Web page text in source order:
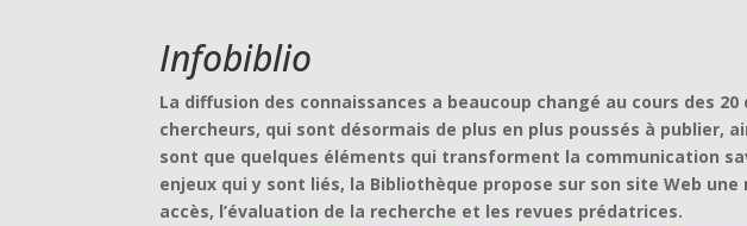
Infobiblio
La diffusion des connaissances a beaucoup changé au cours des
chercheurs, qui sont désormais de plus en plus poussés à publier,
sont que quelques éléments qui transforment la communication
enjeux qui y sont liés, la Bibliothèque propose sur son site Web
accès, l’évaluation de la recherche et les revues prédatrices.